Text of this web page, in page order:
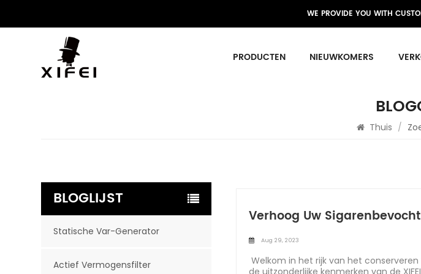
WE PROVIDE YOU WITH
PRODUCTEN NIEUWKOMERS
Thuis /
Verhoog Uw
Aug 29, 2023
Welkom in het rijk van het
de uitzonderlijke kenmerken van de
BLOGLIJST
Statische Var-Generator
Actief Vermogensfilter